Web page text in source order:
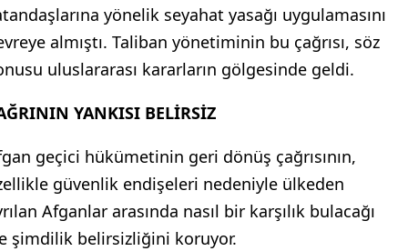
yönelik seyahat yasağı uygulamasını
almıştı. Taliban yönetiminin bu çağrısı, söz
uluslararası kararların gölgesinde geldi.
YANKISI BELİRSİZ
geçici hükümetinin geri dönüş çağrısının,
güvenlik endişeleri nedeniyle ülkeden
Afganlar arasında nasıl bir karşılık bulacağı
şimdilik belirsizliğini koruyor.